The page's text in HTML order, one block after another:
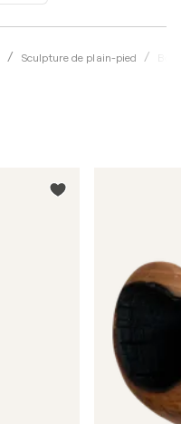
Sculpture de plain-pied Bois